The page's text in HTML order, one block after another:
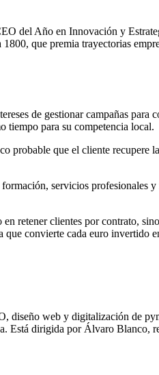
del Año en Innovación y
que premia trayectorias
de gestionar campañas para
tiempo para su competencia local.
probable que el cliente recupere
servicios profesionales
retener clientes por contrato,
convierte cada euro invertido
diseño web y digitalización de
Está dirigida por Álvaro Blanco,